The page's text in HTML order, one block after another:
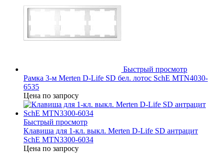
Быстрый просмотр
Рамка 3-м Merten D-Life SD бел. лотос SchE MTN4030-
6535
Цена по запросу
Быстрый просмотр
Клавиша для 1-кл. выкл. Merten D-Life SD антрацит
SchE MTN3300-6034
Цена по запросу